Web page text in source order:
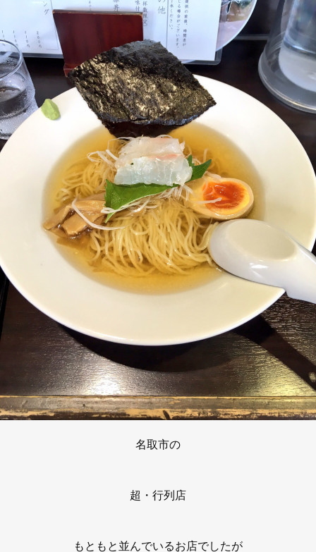
名取市の
超・行列店
もともと並んでいるお店でしたが